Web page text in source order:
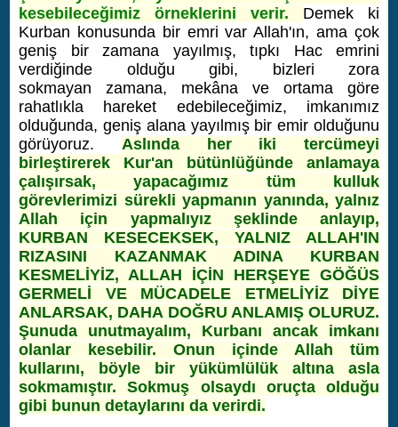
kesebileceğimiz örneklerini verir. Demek ki
Kurban konusunda bir emri var Allah'ın, ama çok
geniş bir zamana yayılmış, tıpkı Hac emrini
verdiğinde olduğu gibi, bizleri zora
sokmayan zamana, mekâna ve ortama göre
rahatlıkla hareket edebileceğimiz, imkanımız
olduğunda, geniş alana yayılmış bir emir olduğunu
görüyoruz. Aslında her iki tercümeyi
birleştirerek Kur'an bütünlüğünde anlamaya
çalışırsak, yapacağımız tüm kulluk
görevlerimizi sürekli yapmanın yanında, yalnız
Allah için yapmalıyız şeklinde anlayıp,
KURBAN KESECEKSEK, YALNIZ ALLAH'IN
RIZASINI KAZANMAK ADINA KURBAN
KESMELİYİZ, ALLAH İÇİN HERŞEYE GÖĞÜS
GERMELİ VE MÜCADELE ETMELİYİZ DİYE
ANLARSAK, DAHA DOĞRU ANLAMIŞ OLURUZ.
Şunuda unutmayalım, Kurbanı ancak imkanı
olanlar kesebilir. Onun içinde Allah tüm
kullarını, böyle bir yükümlülük altına asla
sokmamıştır. Sokmuş olsaydı oruçta olduğu
gibi bunun detaylarını da verirdi.